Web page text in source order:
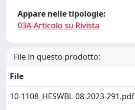
Appare nelle tipologie:
03A-Articolo su Rivista
File in questo prodotto:
File
10-1108_HESWBL-08-2023-291.pdf